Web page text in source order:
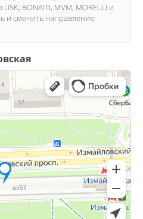
BONAITI, MVM, MORELLI и
и сменить направление